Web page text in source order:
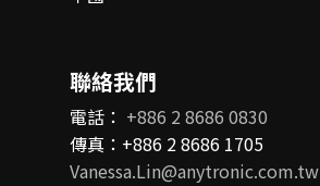
聯絡我們
電話： +886 2 8686 0830
傳真：+886 2 8686 1705
Vanessa.Lin@anytronic.com.tw